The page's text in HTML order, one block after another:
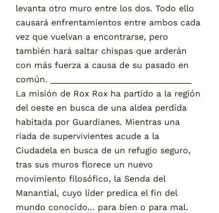
levanta otro muro entre los dos. Todo ello
causará enfrentamientos entre ambos cada
vez que vuelvan a encontrarse, pero
también hará saltar chispas que arderán
con más fuerza a causa de su pasado en
común. ________________________________
La misión de Rox Rox ha partido a la región
del oeste en busca de una aldea perdida
habitada por Guardianes. Mientras una
riada de supervivientes acude a la
Ciudadela en busca de un refugio seguro,
tras sus muros florece un nuevo
movimiento filosófico, la Senda del
Manantial, cuyo líder predica el fin del
mundo conocido... para bien o para mal.